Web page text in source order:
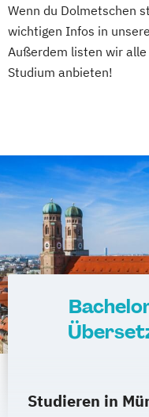
Wenn du Dolmetschen
wichtigen Infos in
Außerdem listen wir
Studium anbieten!
Studieren in